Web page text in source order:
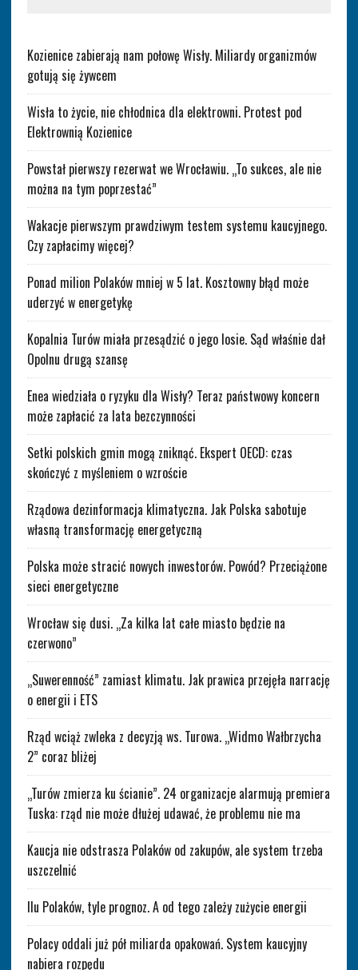
Kozienice zabierają nam połowę Wisły. Miliardy organizmów
gotują się żywcem
Wisła to życie, nie chłodnica dla elektrowni. Protest pod
Elektrownią Kozienice
Powstał pierwszy rezerwat we Wrocławiu. „To sukces, ale nie
można na tym poprzestać”
Wakacje pierwszym prawdziwym testem systemu kaucyjnego.
Czy zapłacimy więcej?
Ponad milion Polaków mniej w 5 lat. Kosztowny błąd może
uderzyć w energetykę
Kopalnia Turów miała przesądzić o jego losie. Sąd właśnie dał
Opolnu drugą szansę
Enea wiedziała o ryzyku dla Wisły? Teraz państwowy koncern
może zapłacić za lata bezczynności
Setki polskich gmin mogą zniknąć. Ekspert OECD: czas
skończyć z myśleniem o wzroście
Rządowa dezinformacja klimatyczna. Jak Polska sabotuje
własną transformację energetyczną
Polska może stracić nowych inwestorów. Powód? Przeciążone
sieci energetyczne
Wrocław się dusi. „Za kilka lat całe miasto będzie na
czerwono”
„Suwerenność” zamiast klimatu. Jak prawica przejęła narrację
o energii i ETS
Rząd wciąż zwleka z decyzją ws. Turowa. „Widmo Wałbrzycha
2” coraz bliżej
„Turów zmierza ku ścianie”. 24 organizacje alarmują premiera
Tuska: rząd nie może dłużej udawać, że problemu nie ma
Kaucja nie odstrasza Polaków od zakupów, ale system trzeba
uszczelnić
Ilu Polaków, tyle prognoz. A od tego zależy zużycie energii
Polacy oddali już pół miliarda opakowań. System kaucyjny
nabiera rozpędu